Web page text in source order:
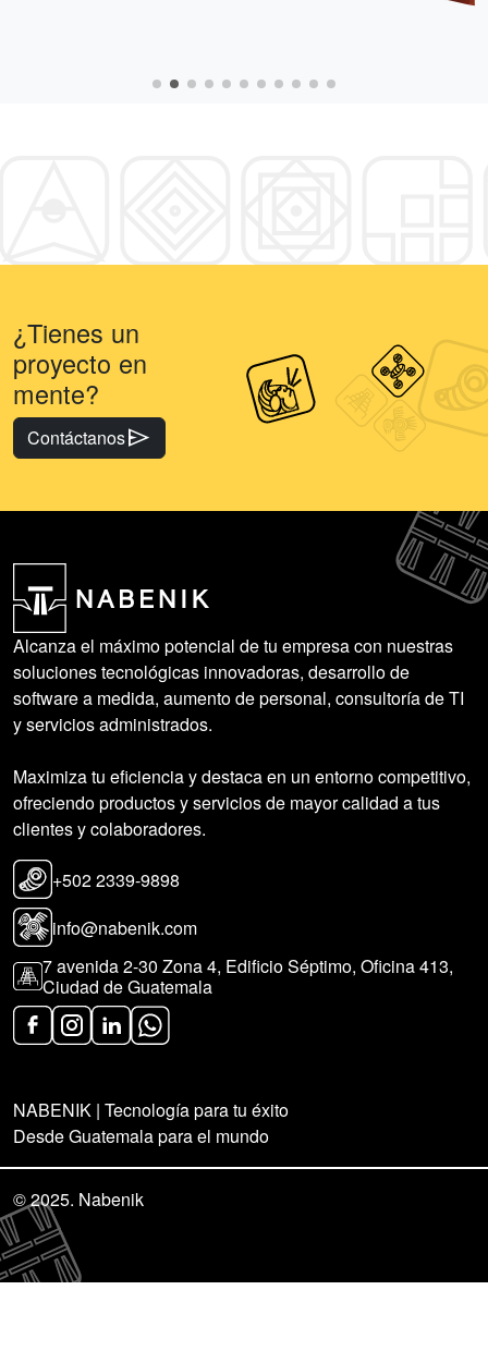
¿Tienes un
proyecto en
mente?
Contáctanossend
Alcanza el máximo potencial de tu empresa con nuestras
soluciones tecnológicas innovadoras, desarrollo de
software a medida, aumento de personal, consultoría de TI
y servicios administrados.
Maximiza tu eficiencia y destaca en un entorno competitivo,
ofreciendo productos y servicios de mayor calidad a tus
clientes y colaboradores.
+502 2339-9898
info@nabenik.com
7 avenida 2-30 Zona 4, Edificio Séptimo, Oficina 413,
Ciudad de Guatemala
NABENIK | Tecnología para tu éxito
Desde Guatemala para el mundo
© 2025. Nabenik